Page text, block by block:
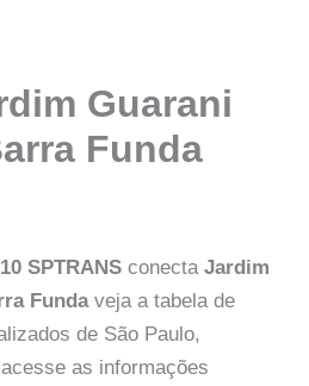
Guarani
Funda
SPTRANS conecta Jardim
Fundaveja a tabela de
de São Paulo,
as informações